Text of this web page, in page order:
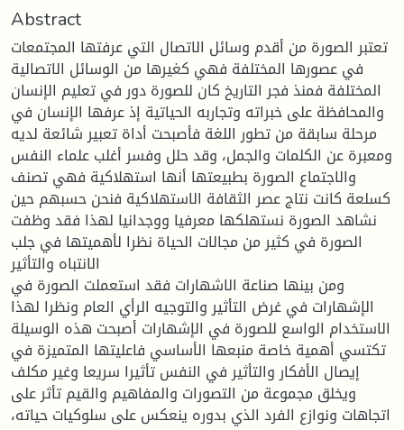
Abstract
تعتبر الصورة من أقدم وسائل الاتصال التي عرفتها المجتمعات
في عصورها المختلفة فهي كغيرها من الوسائل الاتصالية
المختلفة فمنذ فجر التاريخ كان للصورة دور في تعليم الإنسان
والمحافظة على خبراته وتجاربه الحياتية إذ عرفها الإنسان في
مرحلة سابقة من تطور اللغة فأصبحت أداة تعبير شائعة لديه
ومعبرة عن الكلمات والجمل، وقد حلل وفسر أغلب علماء النفس
والاجتماع الصورة بطبيعتها أنها استهلاكية فهي تصنف
كسلعة كانت نتاج عصر الثقافة الاستهلاكية فنحن حسبهم حين
نشاهد الصورة نستهلكها معرفيا ووجدانيا لهذا فقد وظفت
الصورة في كثير من مجالات الحياة نظرا لأهميتها في جلب
الانتباه والتأثير
ومن بينها صناعة الاشهارات فقد استعملت الصورة في
الإشهارات في غرض التأثير والتوجيه الرأي العام ونظرا لهذا
الاستخدام الواسع للصورة في الإشهارات أصبحت هذه الوسيلة
تكتسي أهمية خاصة منبعها الأساسي فاعليتها المتميزة في
إيصال الأفكار والتأثير في النفس تأثيرا سريعا وغير مكلف
ويخلق مجموعة من التصورات والمفاهيم والقيم تأثر على
اتجاهات ونوازع الفرد الذي بدوره ينعكس على سلوكيات حياته،